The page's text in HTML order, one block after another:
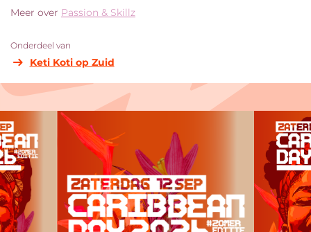
Meer over Passion & Skillz
Onderdeel van
Keti Koti op Zuid